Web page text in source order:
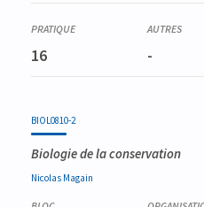
16 -
BIOL0810-2
Biologie de la conservation
Nicolas Magain